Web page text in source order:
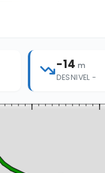
-14 m
DESNIVEL −